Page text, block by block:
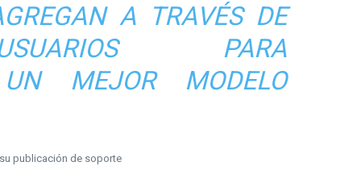
A TRAVÉS DE
PARA
UN MEJOR MODELO
publicación de soporte